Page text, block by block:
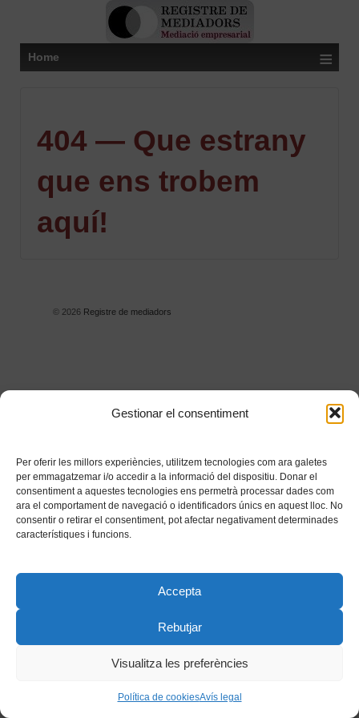
Gestionar el consentiment
Per oferir les millors experiències, utilitzem tecnologies com ara galetes
per emmagatzemar i/o accedir a la informació del dispositiu. Donar el
consentiment a aquestes tecnologies ens permetrà processar dades com
ara el comportament de navegació o identificadors únics en aquest lloc. No
consentir o retirar el consentiment, pot afectar negativament determinades
característiques i funcions.
Accepta
Rebutjar
Visualitza les preferències
Política de cookiesAvís legal
Home ≡
404 — Que estrany
que ens trobem
aquí!
© 2026Registre de mediadors